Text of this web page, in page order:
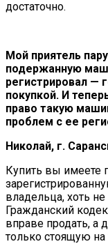
достаточно.
Мой приятель
подержанную
регистрировал —
покупкой. И
право такую
проблем с ее
Николай, г.
Купить вы имеете
владельца, хоть
Гражданский
вправе продать, а
только стоящую